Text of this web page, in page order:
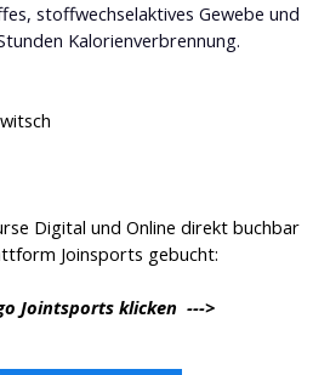
stoffwechselaktives Gewebe und
Kalorienverbrennung.
Digital und Online direkt buchbar
Joinsports gebucht:
Jointsports klicken --->